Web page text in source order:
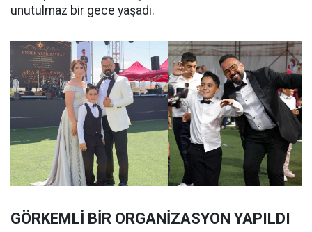
unutulmaz bir gece yaşadı.
GÖRKEMLİ BİR ORGANİZASYON YAPILDI